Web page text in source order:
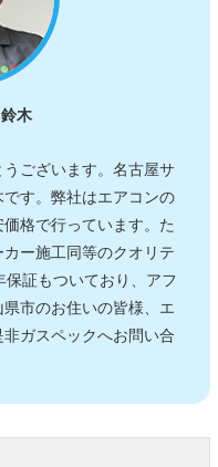
木
ございます。名古屋サ
す。弊社はエアコンの
格で行っています。た
ー施工同等のクオリテ
保証もついており、アフ
市のお住いの皆様、エ
ガスペックへお問い合